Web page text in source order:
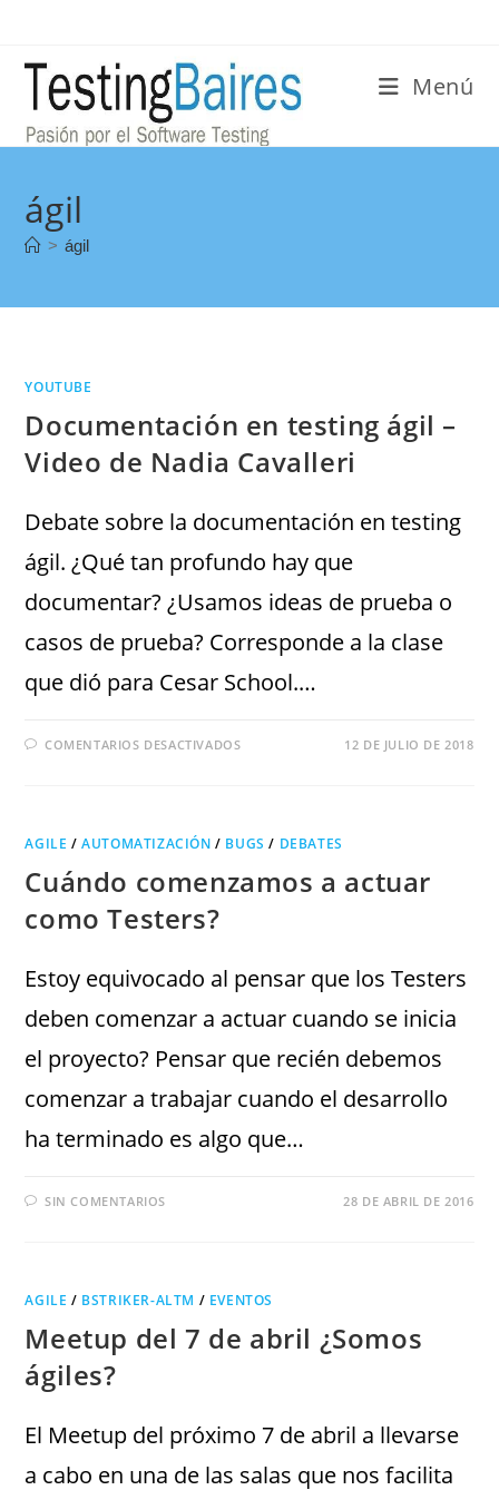
Menú
ágil
> ágil
YOUTUBE
Documentación en testing ágil –
Video de Nadia Cavalleri
Debate sobre la documentación en testing
ágil. ¿Qué tan profundo hay que
documentar? ¿Usamos ideas de prueba o
casos de prueba? Corresponde a la clase
que dió para Cesar School.…
COMENTARIOS DESACTIVADOS 12 DE JULIO DE 2018
AGILE /AUTOMATIZACIÓN / BUGS / DEBATES
Cuándo comenzamos a actuar
como Testers?
Estoy equivocado al pensar que los Testers
deben comenzar a actuar cuando se inicia
el proyecto? Pensar que recién debemos
comenzar a trabajar cuando el desarrollo
ha terminado es algo que…
SIN COMENTARIOS 28 DE ABRIL DE 2016
AGILE / BSTRIKER-ALTM / EVENTOS
Meetup del 7 de abril ¿Somos
ágiles?
El Meetup del próximo 7 de abril a llevarse
a cabo en una de las salas que nos facilita